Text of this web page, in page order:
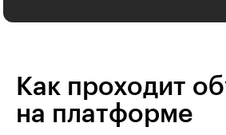
Как проходит
на платформе